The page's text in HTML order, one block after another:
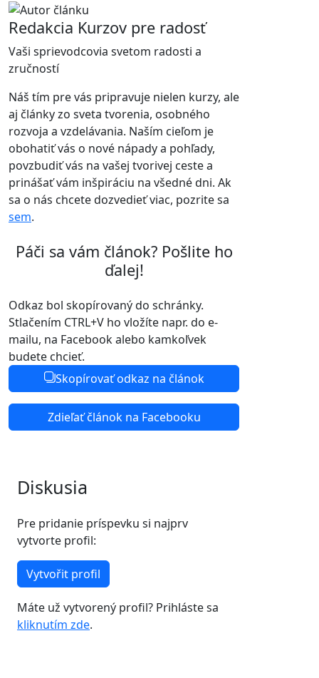
Redakcia Kurzov pre radosť
Vaši sprievodcovia svetom radosti a
zručností
Náš tím pre vás pripravuje nielen kurzy, ale
aj články zo sveta tvorenia, osobného
rozvoja a vzdelávania. Naším cieľom je
obohatiť vás o nové nápady a pohľady,
povzbudiť vás na vašej tvorivej ceste a
prinášať vám inšpiráciu na všedné dni. Ak
sa o nás chcete dozvedieť viac, pozrite sa
sem.
Páči sa vám článok? Pošlite ho
ďalej!
Odkaz bol skopírovaný do schránky.
Stlačením CTRL+V ho vložíte napr. do e-
mailu, na Facebook alebo kamkoľvek
budete chcieť.
Skopírovať odkaz na článok
Zdieľať článok na Facebooku
Diskusia
Pre pridanie príspevku si najprv
vytvorte profil:
Vytvořit profil
Máte už vytvorený profil? Prihláste sa
kliknutím zde.